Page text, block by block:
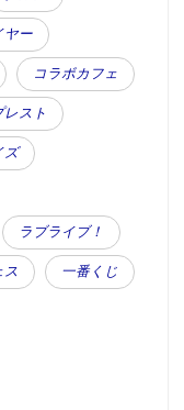
ヤー
コラボカフェ
レスト
ズ
ラブライブ！
ス 一番くじ